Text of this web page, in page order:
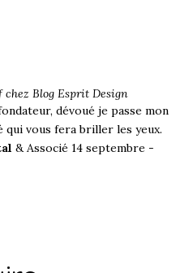
chez Blog Esprit Design
dévoué je passe mon
qui vous fera briller les yeux.
& Associé 14 septembre -